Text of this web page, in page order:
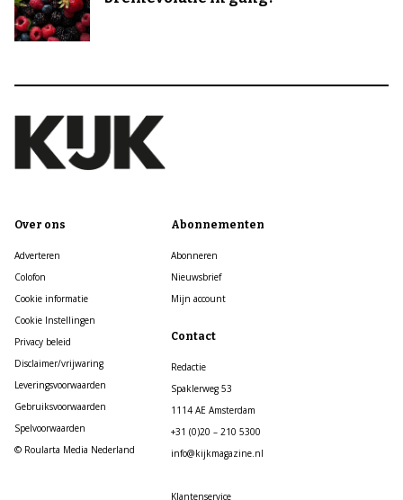
Over ons
Adverteren
Colofon
Cookie informatie
Cookie Instellingen
Privacy beleid
Disclaimer/vrijwaring
Leveringsvoorwaarden
Gebruiksvoorwaarden
Spelvoorwaarden
© Roularta Media Nederland
Abonnementen
Abonneren
Nieuwsbrief
Mijn account
Contact
Redactie
Spaklerweg 53
1114 AE Amsterdam
+31 (0)20 – 210 5300
info@kijkmagazine.nl
Klantenservice